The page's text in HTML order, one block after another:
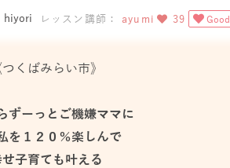
hiyori レッスン講師： ayumi 39 Good
くばみらい市》
ずーっとご機嫌ママに
を１２０％楽しんで
子育ても叶える